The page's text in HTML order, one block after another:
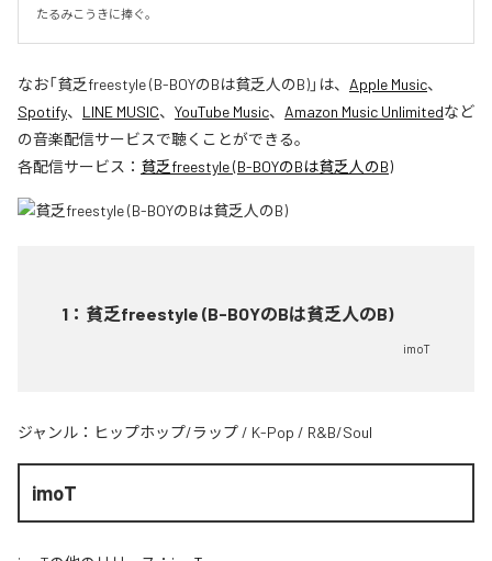
たるみこうきに捧ぐ。
なお「貧乏freestyle (B-BOYのBは貧乏人のB)」は、 Apple Music、
Spotify、 LINE MUSIC、 YouTube Music、 Amazon Music Unlimitedなど
の音楽配信サービスで聴くことができる。
各配信サービス： 貧乏freestyle (B-BOYのBは貧乏人のB)
1 ： 貧乏freestyle (B-BOYのBは貧乏人のB)
imoT
ジャンル： ヒップホップ/ラップ / K-Pop / R&B/Soul
imoT